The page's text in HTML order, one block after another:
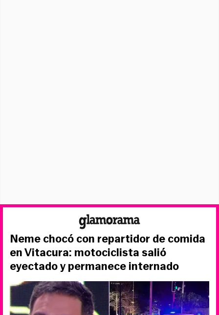
Neme chocó con repartidor de comida
en Vitacura: motociclista salió
eyectado y permanece internado